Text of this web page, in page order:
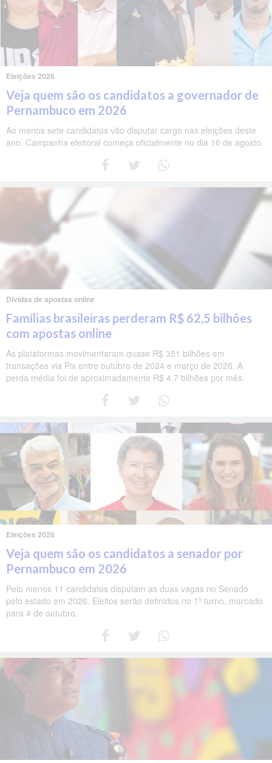
Eleições 2026
Veja quem são os candidatos a governador de
Pernambuco em 2026
Ao menos sete candidatos vão disputar cargo nas eleições deste
ano. Campanha eleitoral começa oficialmente no dia 16 de agosto.
Dívidas de apostas online
Famílias brasileiras perderam R$ 62,5 bilhões
com apostas online
As plataformas movimentaram quase R$ 351 bilhões em
transações via Pix entre outubro de 2024 e março de 2026. A
perda média foi de aproximadamente R$ 4,7 bilhões por mês.
Eleições 2026
Veja quem são os candidatos a senador por
Pernambuco em 2026
Pelo menos 11 candidatos disputam as duas vagas no Senado
pelo estado em 2026. Eleitos serão definidos no 1º turno, marcado
para 4 de outubro.